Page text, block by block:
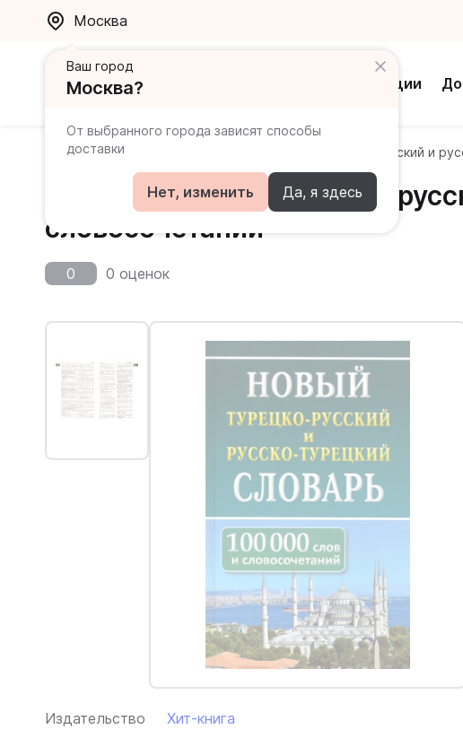
Москва
Акции
Ваш город
Москва?
От выбранного города зависят способы
доставки
Нет, изменить Да, я здесь
Главная Каталог Новый турецко-русский и
Новый турецко-русский и
словосочетаний
0 0 оценок
Издательство Хит-книга